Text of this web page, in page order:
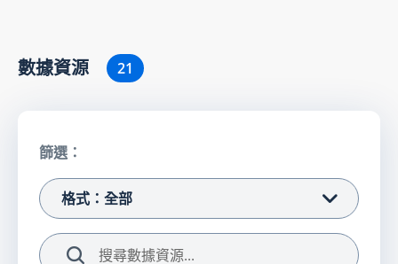
數據資源 21
篩選：
格式：全部